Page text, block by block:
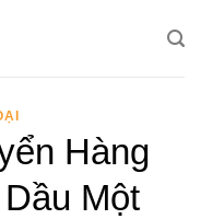
Hàng
Một